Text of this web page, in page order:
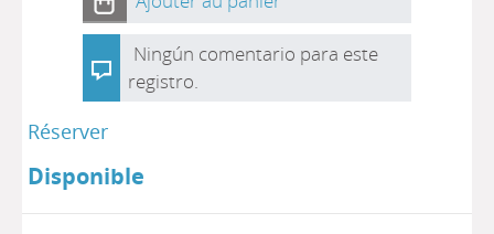
Ningún comentario para este
registro.
Réserver
Disponible